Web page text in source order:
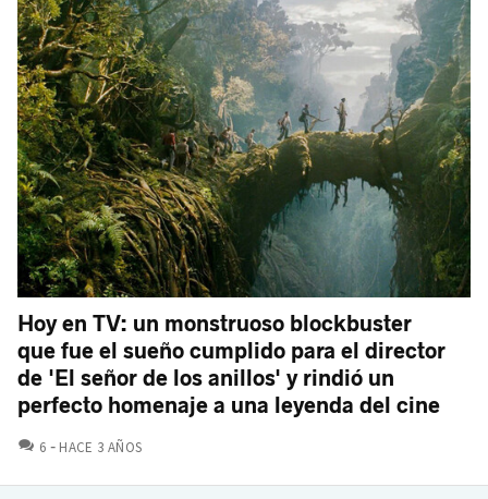
Hoy en TV: un monstruoso blockbuster
que fue el sueño cumplido para el director
de 'El señor de los anillos' y rindió un
perfecto homenaje a una leyenda del cine
6 COMENTARIOS
HACE 3 AÑOS